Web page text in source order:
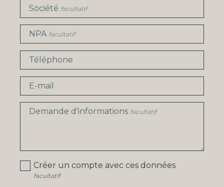
Société facultatif
NPA facultatif
Téléphone
E-mail
Demande d'informations facultatif
Créer un compte avec ces données
facultatif